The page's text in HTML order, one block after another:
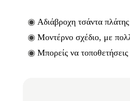
◉ Αδιάβροχη τσάντα πλάτης
◉ Μοντέρνο σχέδιο, με
◉ Μπορείς να